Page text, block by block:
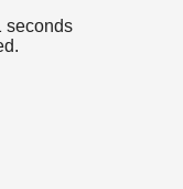
seconds